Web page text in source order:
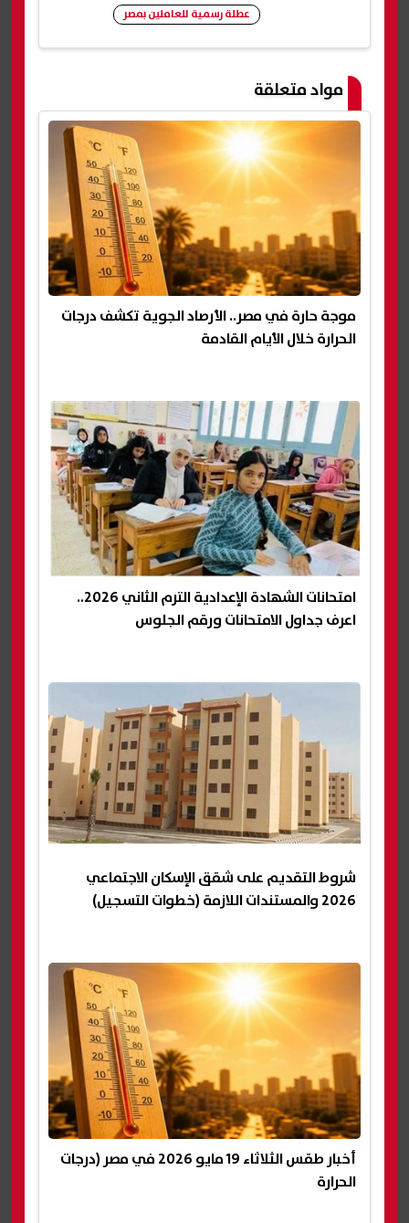
عطلة رسمية للعاملين بمصر
مواد متعلقة
موجة حارة في مصر.. الأرصاد الجوية تكشف درجات
الحرارة خلال الأيام القادمة
امتحانات الشهادة الإعدادية الترم الثاني 2026..
اعرف جداول الامتحانات ورقم الجلوس
شروط التقديم على شقق الإسكان الاجتماعي
2026 والمستندات اللازمة (خطوات التسجيل)
أخبار طقس الثلاثاء 19 مايو 2026 في مصر (درجات
الحرارة